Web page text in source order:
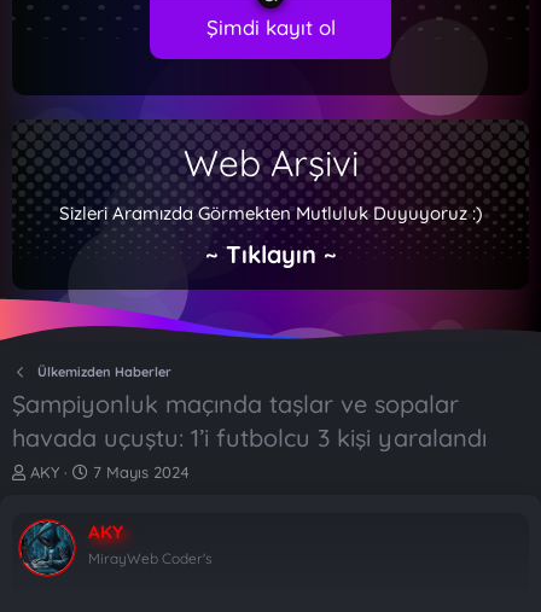
Şimdi kayıt ol
Web Arşivi
Sizleri Aramızda Görmekten Mutluluk Duyuyoruz :)
~ Tıklayın ~
Ülkemizden Haberler
Şampiyonluk maçında taşlar ve sopalar
havada uçuştu: 1’i futbolcu 3 kişi yaralandı
K
b
u
y
AKY
B
l
a
7 Mayıs 2024
AKY
MirayWeb Coder's